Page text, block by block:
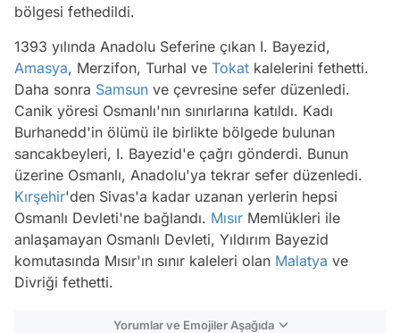
bölgesi fethedildi.
1393 yılında Anadolu Seferine çıkan I. Bayezid,
Amasya, Merzifon, Turhal ve Tokat kalelerini fethetti.
Daha sonra Samsun ve çevresine sefer düzenledi.
Canik yöresi Osmanlı'nın sınırlarına katıldı. Kadı
Burhanedd'in ölümü ile birlikte bölgede bulunan
sancakbeyleri, I. Bayezid'e çağrı gönderdi. Bunun
üzerine Osmanlı, Anadolu'ya tekrar sefer düzenledi.
Kırşehir'den Sivas'a kadar uzanan yerlerin hepsi
Osmanlı Devleti'ne bağlandı. Mısır Memlükleri ile
anlaşamayan Osmanlı Devleti, Yıldırım Bayezid
komutasında Mısır'ın sınır kaleleri olan Malatya ve
Divriği fethetti.
Yorumlar ve Emojiler Aşağıda